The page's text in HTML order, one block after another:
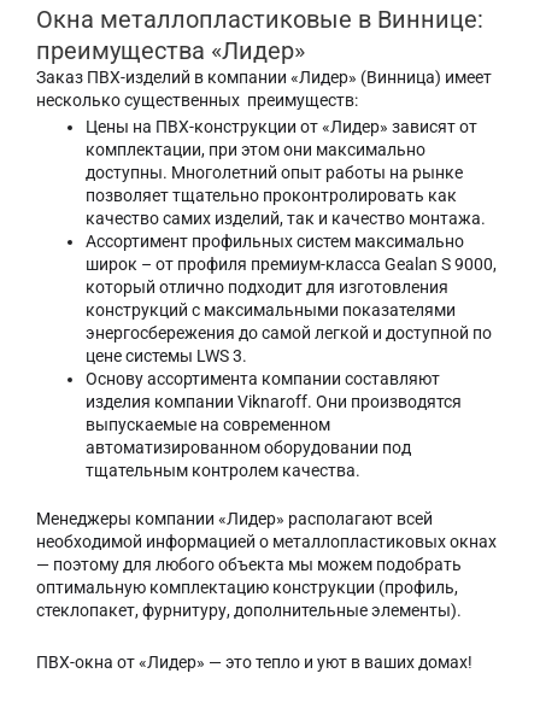
Окна металлопластиковые в Виннице:
преимущества «Лидер»
Заказ ПВХ-изделий в компании «Лидер» (Винница) имеет
несколько существенных преимуществ:
Цены на ПВХ-конструкции от «Лидер» зависят от
комплектации, при этом они максимально
доступны. Многолетний опыт работы на рынке
позволяет тщательно проконтролировать как
качество самих изделий, так и качество монтажа.
Ассортимент профильных систем максимально
широк – от профиля премиум-класса Gealan S 9000,
который отлично подходит для изготовления
конструкций с максимальными показателями
энергосбережения до самой легкой и доступной по
цене системы LWS 3.
Основу ассортимента компании составляют
изделия компании Viknaroff. Они производятся
выпускаемые на современном
автоматизированном оборудовании под
тщательным контролем качества.
Менеджеры компании «Лидер» располагают всей
необходимой информацией о металлопластиковых окнах
— поэтому для любого объекта мы можем подобрать
оптимальную комплектацию конструкции (профиль,
стеклопакет, фурнитуру, дополнительные элементы).
ПВХ-окна от «Лидер» — это тепло и уют в ваших домах!